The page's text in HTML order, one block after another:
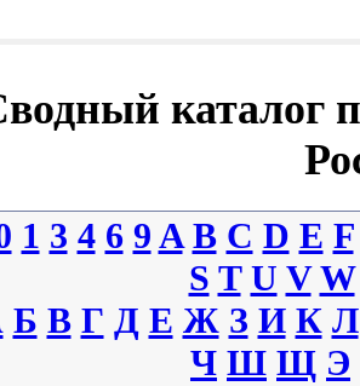
каталог
1 3 4 6 9 A B C D E F
S T U V W
Б В Г Д Е Ж З И К Л
Ч Ш Щ Э